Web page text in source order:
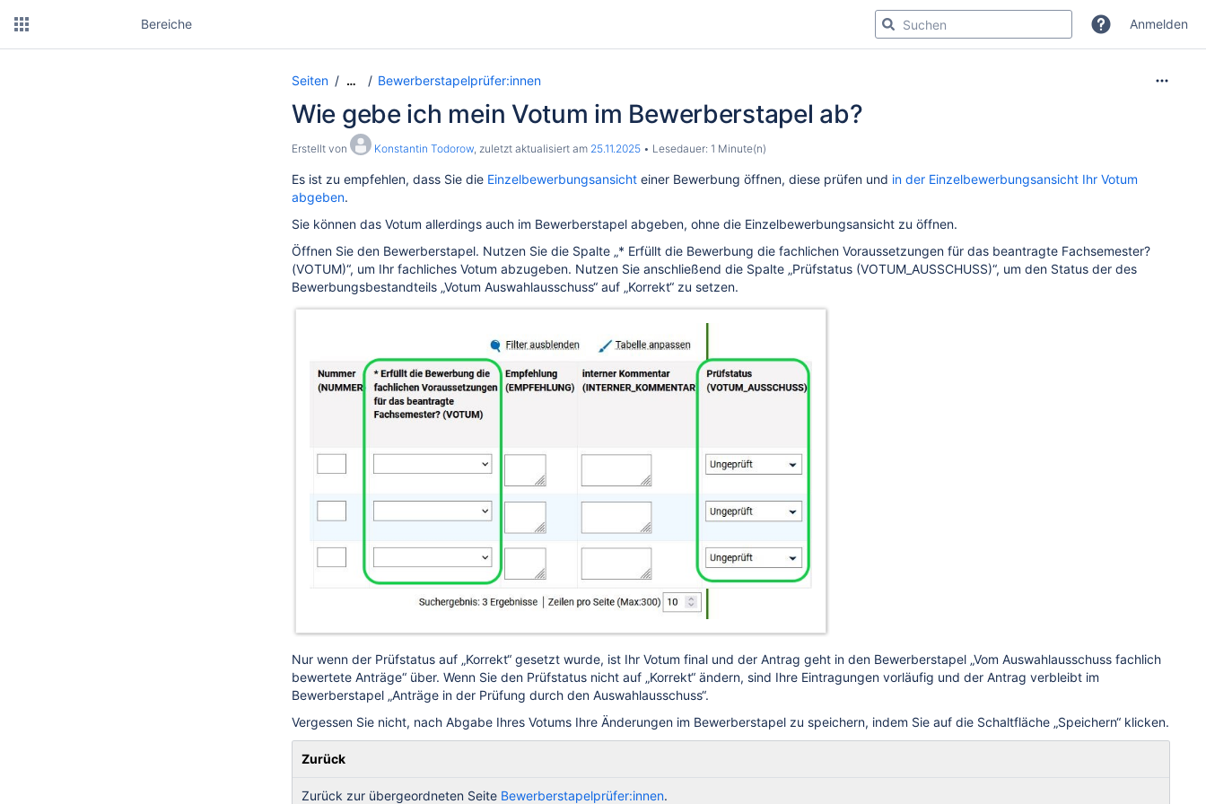
Bereiche Anmelden
Seiten … Bewerberstapelprüfer:innen
Wie gebe ich mein Votum im Bewerberstapel ab?
Erstellt von Konstantin Todorow, zuletzt aktualisiert am 25.11.2025 Lesedauer: 1 Minute(n)
Es ist zu empfehlen, dass Sie die Einzelbewerbungsansicht einer Bewerbung öffnen, diese prüfen und in der Einzelbewerbungsansicht Ihr Votum
abgeben.
Sie können das Votum allerdings auch im Bewerberstapel abgeben, ohne die Einzelbewerbungsansicht zu öffnen.
Öffnen Sie den Bewerberstapel. Nutzen Sie die Spalte „* Erfüllt die Bewerbung die fachlichen Voraussetzungen für das beantragte Fachsemester?
(VOTUM)“, um Ihr fachliches Votum abzugeben. Nutzen Sie anschließend die Spalte „Prüfstatus (VOTUM_AUSSCHUSS)“, um den Status der des
Bewerbungsbestandteils „Votum Auswahlausschuss“ auf „Korrekt“ zu setzen.
Nur wenn der Prüfstatus auf „Korrekt“ gesetzt wurde, ist Ihr Votum final und der Antrag geht in den Bewerberstapel „Vom Auswahlausschuss fachlich
bewertete Anträge“ über. Wenn Sie den Prüfstatus nicht auf „Korrekt“ ändern, sind Ihre Eintragungen vorläufig und der Antrag verbleibt im
Bewerberstapel „Anträge in der Prüfung durch den Auswahlausschuss“.
Vergessen Sie nicht, nach Abgabe Ihres Votums Ihre Änderungen im Bewerberstapel zu speichern, indem Sie auf die Schaltfläche „Speichern“ klicken.
Zurück
Zurück zur übergeordneten Seite Bewerberstapelprüfer:innen.